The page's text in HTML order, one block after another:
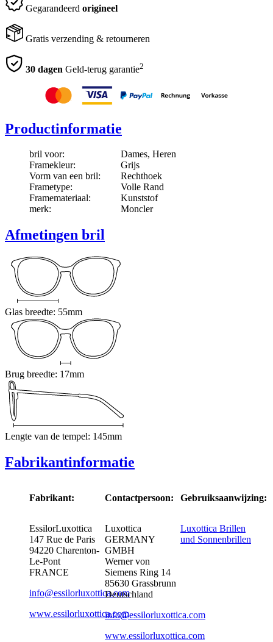
Gegarandeerd origineel
Gratis verzending & retourneren
30 dagen Geld-terug garantie2
Productinformatie
bril voor:
Dames, Heren
Framekleur:
Grijs
Vorm van een bril:
Rechthoek
Frametype:
Volle Rand
Framemateriaal:
Kunststof
merk:
Moncler
Afmetingen bril
Glas breedte: 55mm
Brug breedte: 17mm
Lengte van de tempel: 145mm
Fabrikantinformatie
Fabrikant:
EssilorLuxottica
147 Rue de Paris
94220 Charenton-
Le-Pont
FRANCE
info@essilorluxottica.com
www.essilorluxottica.com
Contactpersoon:
Luxottica
GERMANY
GMBH
Werner von
Siemens Ring 14
85630 Grassbrunn
Deutschland
info@essilorluxottica.com
www.essilorluxottica.com
Gebruiksaanwijzing:
Luxottica Brillen
und Sonnenbrillen